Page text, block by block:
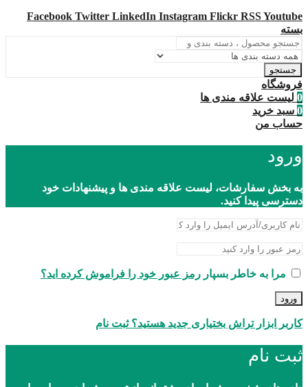
Facebook Twitter LinkedIn Instagram Flickr RSSYoutube
بسته
جستجو
فروشگاه
0 لیست علاقه مندی ها
0 سبد خرید
حساب من
ورود
به بخش سفارشات، لیست علاقه مندی ها و پیشنهادات خود
دسترسی پیدا کنید.
مرا به خاطر بسپار رمز عبور خود را فراموش کرده اید؟
ورود
کاربر ابزار تراش بختیاری جدید هستید؟ ثبت نام
ثبت نام